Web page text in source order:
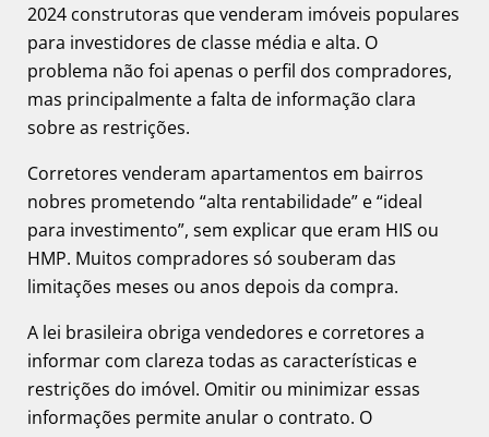
2024 construtoras que venderam imóveis populares
para investidores de classe média e alta. O
problema não foi apenas o perfil dos compradores,
mas principalmente a falta de informação clara
sobre as restrições.
Corretores venderam apartamentos em bairros
nobres prometendo “alta rentabilidade” e “ideal
para investimento”, sem explicar que eram HIS ou
HMP. Muitos compradores só souberam das
limitações meses ou anos depois da compra.
A lei brasileira obriga vendedores e corretores a
informar com clareza todas as características e
restrições do imóvel. Omitir ou minimizar essas
informações permite anular o contrato. O